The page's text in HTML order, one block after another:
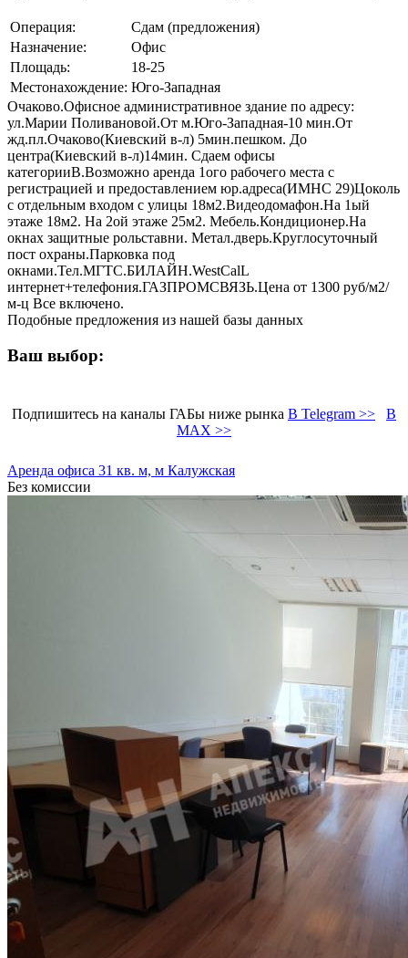
Операция:
Сдам (предложения)
Назначение:
Офис
Площадь:
18-25
Местонахождение: Юго-Западная
Очаково.Офисное административное здание по адресу:
ул.Марии Поливановой.От м.Юго-Западная-10 мин.От
жд.пл.Очаково(Киевский в-л) 5мин.пешком. До
центра(Киевский в-л)14мин. Сдаем офисы
категорииВ.Возможно аренда 1ого рабочего места с
регистрацией и предоставлением юр.адреса(ИМНС 29)Цоколь
с отдельным входом с улицы 18м2.Видеодомафон.На 1ый
этаже 18м2. На 2ой этаже 25м2. Мебель.Кондиционер.На
окнах защитные рольставни. Метал.дверь.Круглосуточный
пост охраны.Парковка под
окнами.Тел.МГТС.БИЛАЙН.WestCаlL
интернет+телефония.ГАЗПРОМСВЯЗЬ.Цена от 1300 руб/м2/
м-ц Все включено.
Подобные предложения из нашей базы данных
Ваш выбор:
Подпишитесь на каналы ГАБы ниже рынка В Telegram >>
В
MAX >>
Аренда офиса 31 кв. м, м Калужская
Без комиссии